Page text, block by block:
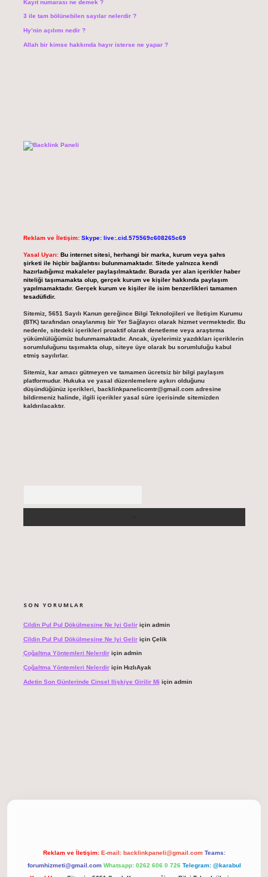
Kayıt numarası ne demek ?
3 ile tam bölünebilen sayılar nelerdir ?
Hy’nin açılımı nedir ?
Allah bir kimse hakkında hayır isterse ne yapar ?
Reklam ve İletişim: Skype: live:.cid.575569c608265c69
Yasal Uyarı: Bu internet sitesi, herhangi bir marka, kurum veya şahıs
şirketi ile hiçbir bağlantısı bulunmamaktadır. Sitede yalnızca kendi
hazırladığımız makaleler paylaşılmaktadır. Burada yer alan içerikler haber
niteliği taşımamakta olup, gerçek kurum ve kişiler hakkında paylaşım
yapılmamaktadır. Gerçek kurum ve kişiler ile isim benzerlikleri tamamen
tesadüfidir.
Sitemiz, 5651 Sayılı Kanun gereğince Bilgi Teknolojileri ve İletişim Kurumu
(BTK) tarafından onaylanmış bir Yer Sağlayıcı olarak hizmet vermektedir. Bu
nedenle, sitedeki içerikleri proaktif olarak denetleme veya araştırma
yükümlülüğümüz bulunmamaktadır. Ancak, üyelerimiz yazdıkları içeriklerin
sorumluluğunu taşımakta olup, siteye üye olarak bu sorumluluğu kabul
etmiş sayılırlar.
Sitemiz, kar amacı gütmeyen ve tamamen ücretsiz bir bilgi paylaşım
platformudur. Hukuka ve yasal düzenlemelere aykırı olduğunu
düşündüğünüz içerikleri, backlinkpanelicomtr@gmail.comadresine
bildirmeniz halinde, ilgili içerikler yasal süre içerisinde sitemizden
kaldırılacaktır.
SON YORUMLAR
Cildin Pul Pul Dökülmesine Ne Iyi Geliriçin admin
Cildin Pul Pul Dökülmesine Ne Iyi Geliriçin Çelik
Çoğaltma Yöntemleri Nelerdiriçin admin
Çoğaltma Yöntemleri Nelerdiriçin HızlıAyak
Adetin Son Günlerinde Cinsel Ilişkiye Girilir Mi için admin
Reklam ve İletişim: E-mail: backlinkpaneli@gmail.com Teams:
forumhizmeti@gmail.com Whatsapp: 0262 606 0 726 Telegram: @karabul